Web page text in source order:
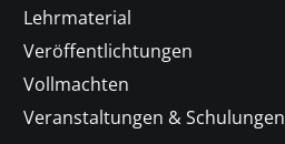
Lehrmaterial
Veröffentlichtungen
Vollmachten
Veranstaltungen & Schulungen